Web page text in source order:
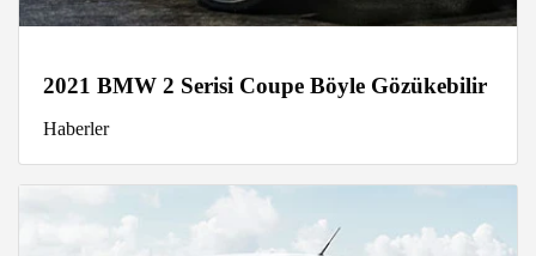
2021 BMW 2 Serisi Coupe Böyle Gözükebilir
Haberler